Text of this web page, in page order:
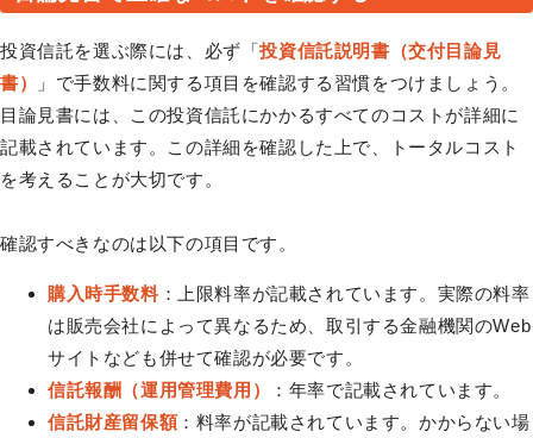
投資信託を選ぶ際には、必ず「投資信託説明書（交付目論見
書）
」で手数料に関する項目を確認する習慣をつけましょう。
目論見書には、この投資信託にかかるすべてのコストが詳細に
記載されています。この詳細を確認した上で、トータルコスト
を考えることが大切です。
確認すべきなのは以下の項目です。
購入時手数料：上限料率が記載されています。実際の料率
は販売会社によって異なるため、取引する金融機関のWeb
サイトなども併せて確認が必要です。
信託報酬（運用管理費用）
：年率で記載されています。
信託財産留保額：料率が記載されています。かからない場